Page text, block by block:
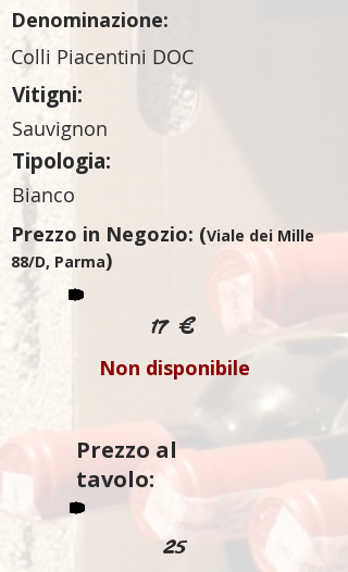
Denominazione:
Colli Piacentini DOC
Vitigni:
Sauvignon
Tipologia:
Bianco
Prezzo in Negozio: (Viale dei Mille
88/D, Parma)
17 €
Non disponibile
Prezzo al
tavolo:
25